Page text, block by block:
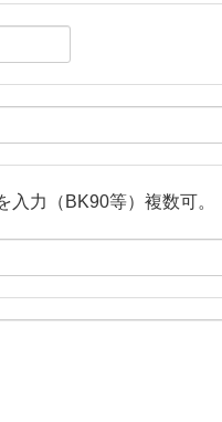
力（BK90等）複数可。